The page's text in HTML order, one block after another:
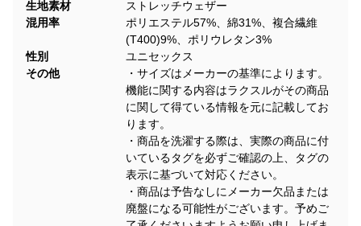
生地素材
ストレッチウェザー
混用率
ポリエステル57%、綿31%、複合繊維
(T400)9%、ポリウレタン3%
性別
ユニセックス
その他
・サイズはメーカーの基準によります。
機能に関する内容はラクスルがその商品
に関して得ている情報を元に記載してお
ります。
・商品を洗濯する際は、実際の商品に付
いているタグを必ずご確認の上、タグの
表示に基づいて対応ください。
・商品は予告なしにメーカー欠品または
廃盤になる可能性がございます。予めご